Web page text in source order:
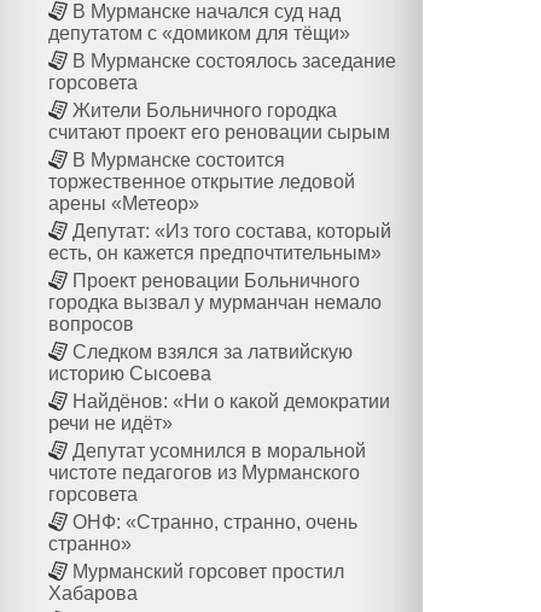
В Мурманске начался суд над
депутатом с «домиком для тёщи»
В Мурманске состоялось заседание
горсовета
Жители Больничного городка
считают проект его реновации сырым
В Мурманске состоится
торжественное открытие ледовой
арены «Метеор»
Депутат: «Из того состава, который
есть, он кажется предпочтительным»
Проект реновации Больничного
городка вызвал у мурманчан немало
вопросов
Следком взялся за латвийскую
историю Сысоева
Найдёнов: «Ни о какой демократии
речи не идёт»
Депутат усомнился в моральной
чистоте педагогов из Мурманского
горсовета
ОНФ: «Странно, странно, очень
странно»
Мурманский горсовет простил
Хабарова